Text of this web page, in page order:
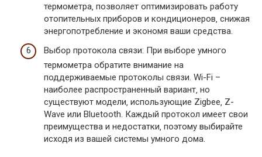
термометра‚ позволяет оптимизировать работу
отопительных приборов и кондиционеров‚ снижая
энергопотребление и экономя ваши средства.
Выбор протокола связи: При выборе умного
термометра обратите внимание на
поддерживаемые протоколы связи. Wi-Fi –
наиболее распространенный вариант‚ но
существуют модели‚ использующие Zigbee‚ Z-
Wave или Bluetooth. Каждый протокол имеет свои
преимущества и недостатки‚ поэтому выбирайте
исходя из вашей системы умного дома.